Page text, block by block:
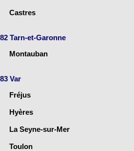
Castres
82 Tarn-et-Garonne
Montauban
83 Var
Fréjus
Hyères
La Seyne-sur-Mer
Toulon